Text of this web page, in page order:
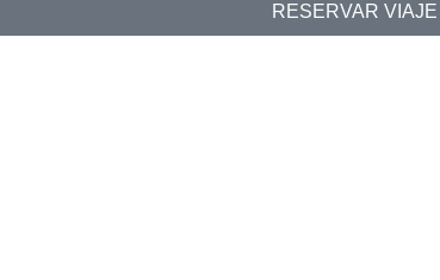
RESERVAR VIAJE